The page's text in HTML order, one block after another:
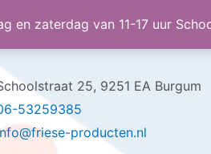
en zaterdag van 11-17 uur
25, 9251 EA Burgum
53259385
producten.nl